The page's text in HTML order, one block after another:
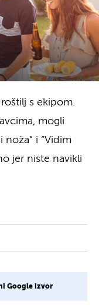
s ekipom.
mogli
i “Vidim
jer niste navikli
Google izvor